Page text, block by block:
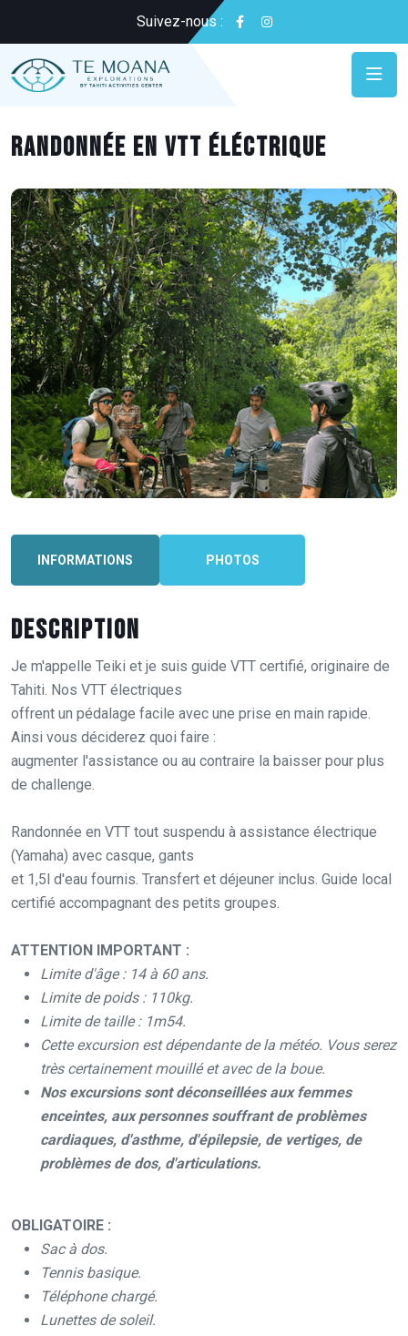
Suivez-nous :
Randonnée en VTT éléctrique
INFORMATIONS PHOTOS
Description
Je m'appelle Teiki et je suis guide VTT certifié, originaire de
Tahiti. Nos VTT électriques
offrent un pédalage facile avec une prise en main rapide.
Ainsi vous déciderez quoi faire :
augmenter l'assistance ou au contraire la baisser pour plus
de challenge.
Randonnée en VTT tout suspendu à assistance électrique
(Yamaha) avec casque, gants
et 1,5l d'eau fournis. Transfert et déjeuner inclus. Guide local
certifié accompagnant des petits groupes.
ATTENTION IMPORTANT :
Limite d'âge : 14 à 60 ans.
Limite de poids : 110kg.
Limite de taille : 1m54.
Cette excursion est dépendante de la météo. Vous serez
très certainement mouillé et avec de la boue.
Nos excursions sont déconseillées aux femmes
enceintes, aux personnes souffrant de problèmes
cardiaques, d'asthme, d'épilepsie, de vertiges, de
problèmes de dos, d'articulations.
OBLIGATOIRE :
Sac à dos.
Tennis basique.
Téléphone chargé.
Lunettes de soleil.